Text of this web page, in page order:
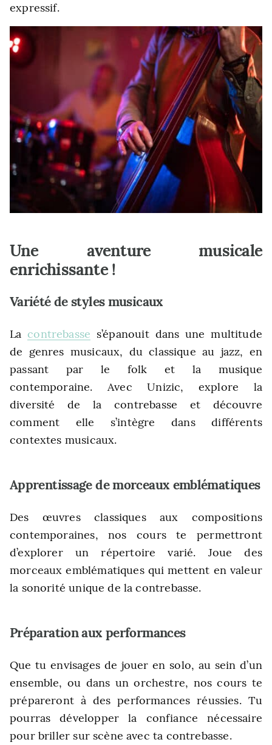
expressif.
Une aventure musicale
enrichissante !
Variété de styles musicaux
Lacontrebasse s’épanouit dans une multitude
de genres musicaux, du classique au jazz, en
passant par le folk et la musique
contemporaine. Avec Unizic, explore la
diversité de la contrebasse et découvre
comment elle s’intègre dans différents
contextes musicaux.
Apprentissage de morceaux emblématiques
Des œuvres classiques aux compositions
contemporaines, nos cours te permettront
d’explorer un répertoire varié. Joue des
morceaux emblématiques qui mettent en valeur
la sonorité unique de la contrebasse.
Préparation aux performances
Que tu envisages de jouer en solo, au sein d’un
ensemble, ou dans un orchestre, nos cours te
prépareront à des performances réussies. Tu
pourras développer la confiance nécessaire
pour briller sur scène avec ta contrebasse.